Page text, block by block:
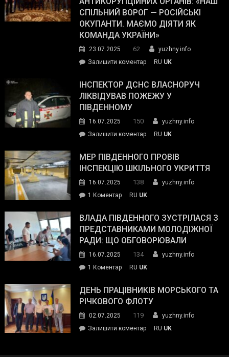
з
матеріального
резерву
гуманітарну
допомогу
СПІЛЬНИЙ ВОРОГ — РОСІЙСЬКІ
ОКУПАНТИ. МАЄМО ДІЯТИ ЯК
КОМАНДА УКРАЇНИ»
23.07.2025 62
yuzhny.info
Залишити коментарon
провів
нараду
силових
та
органів:
«Наш
спільний
окупанти.
Маємо
діяти
команда
RU UK
ІНСПЕКТОР ДСНС ВЛАСНОРУЧ
ЛІКВІДУВАВ ПОЖЕЖУ У
ПІВДЕННОМУ
16.07.2025 150
yuzhny.info
Залишити коментарon
ДСНС
власноруч
пожежу
у
RU UK
МЕР ПІВДЕННОГО ПРОВІВ
ІНСПЕКЦІЮ ШКІЛЬНОГО УКРИТТЯ
16.07.2025 138
yuzhny.info
1 Коментардо
Південного
провів
інспекцію
укриття
RU UK
ВЛАДА ПІВДЕННОГО ЗУСТРІЛАСЯ З
ПРЕДСТАВНИКАМИ МОЛОДІЖНОЇ
РАДИ: ЩО ОБГОВОРЮВАЛИ
16.07.2025 134
yuzhny.info
1 Коментардо
Південного
зустрілася
представниками
молодіжної
RU UK
ДЕНЬ ПРАЦІВНИКІВ МОРСЬКОГО ТА
РІЧКОВОГО ФЛОТУ
02.07.2025 119
yuzhny.info
Залишити коментарon
RU UK